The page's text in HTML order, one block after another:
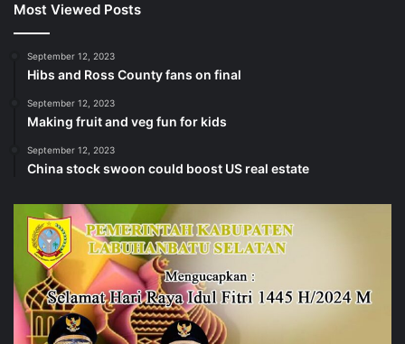
Most Viewed Posts
September 12, 2023
Hibs and Ross County fans on final
September 12, 2023
Making fruit and veg fun for kids
September 12, 2023
China stock swoon could boost US real estate